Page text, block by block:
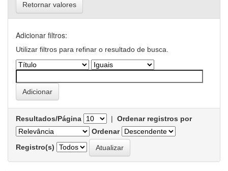
Retornar valores
Adicionar filtros:
Utilizar filtros para refinar o resultado de busca.
Resultados/Página | Ordenar registros por
Ordenar
Registro(s)